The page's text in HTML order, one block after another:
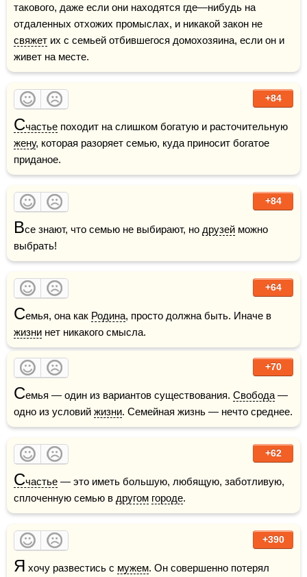
такового, даже если они находятся где—нибудь на
свяжет их с семьей отбившегося домохозяина, если он и
живет на месте.
+84
Счастье
жену, которая разоряет семью, куда приносит богатое
приданое.
+84
Все знают, что семью не выбирают, но друзей можно
выбрать!
+64
Семья, она как Родина
жизни нет никакого смысла.
+70
Семья — один из вариантов существования. Свобода —
одно из условий жизни
+62
Счастье — это иметь большую, любящую, заботливую,
сплоченную семью в другом городе.
+390
Я хочу развестись с мужем. Он совершенно потерял